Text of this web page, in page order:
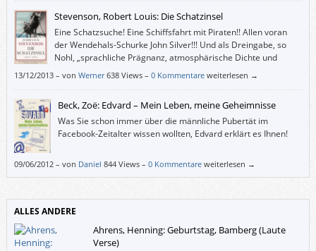
Stevenson, Robert Louis: Die Schatzinsel
Eine Schatzsuche! Eine Schiffsfahrt mit Piraten!! Allen voran
der Wendehals-Schurke John Silver!!! Und als Dreingabe, so
Nohl, „sprachliche Prägnanz, atmosphärische Dichte und
lebendige Charakterisierung”. Braucht das Leserherz mehr?
13/12/2013– von Werner 638 Views – 0 Kommentare weiterlesen →
Beck, Zoë: Edvard – Mein Leben, meine Geheimnisse
Was Sie schon immer über die männliche Pubertät im
Facebook-Zeitalter wissen wollten, Edvard erklärt es Ihnen!
09/06/2012– von Daniel 844 Views – 0 Kommentare weiterlesen →
ALLES ANDERE
Ahrens, Henning: Geburtstag, Bamberg (Laute
Verse)